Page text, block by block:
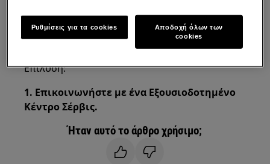
Εντοιχιζόμενο πλυντήριο πιάτων
Ελεύθερο πλυντήριο πιάτων
Επίλυση:
1. Επικοινωνήστε με ένα Εξουσιοδοτημένο
Κέντρο Σέρβις.
Ήταν αυτό το άρθρο χρήσιμο;
Ρυθμίσεις για τα cookies
Αποδοχή όλων των
cookies